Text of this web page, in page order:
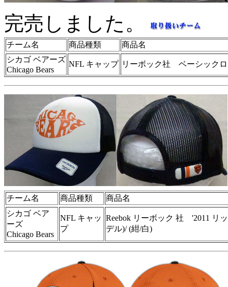
完売しました。
チーム名 商品種類
商品名
シカゴ ベアーズ
Chicago Bears
NFL キャップ リーボック社 ベーシック
チーム名 商品種類
商品名
シカゴ ベア
ーズ
Chicago Bears
NFL キャッ
プ
Reebok リーボック 社 '2011 リ
デル)/ (紺/白)